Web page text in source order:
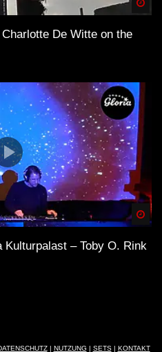
De Witte on the
Kulturpalast – Toby O. Rink
| NUTZUNG | SETS| KONTAKT